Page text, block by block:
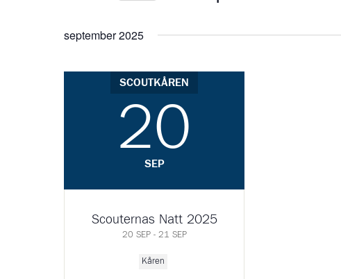
datum.
september 2025
SCOUTKÅREN
20
SEP
Scouternas Natt 2025
20 SEP - 21 SEP
Kåren